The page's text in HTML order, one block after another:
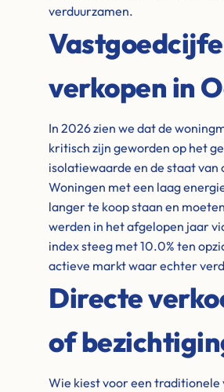
verduurzamen.
verkopen in
In 2026 zien we dat de
kritisch zijn geworden op het
isolatiewaarde en de staat
Woningen met een laag
langer te koop staan en
werden in het afgelopen jaar
index steeg met 10.0% ten
actieve markt waar echter
Directe
of
Wie kiest voor een